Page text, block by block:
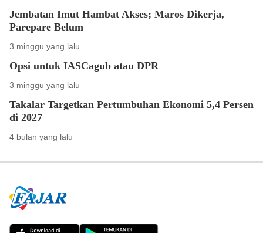
Jembatan Imut Hambat Akses; Maros Dikerja,
Parepare Belum
3 minggu yang lalu
Opsi untuk IASCagub atau DPR
3 minggu yang lalu
Takalar Targetkan Pertumbuhan Ekonomi 5,4 Persen
di 2027
4 bulan yang lalu